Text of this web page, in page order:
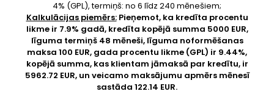
4% (GPL), termiņš: no 6 līdz 240 mēnešiem;
Kalkulācijas piemērs:Pieņemot, ka kredīta procentu
likme ir 7.9% gadā, kredīta kopējā summa 5000 EUR,
līguma termiņš 48 mēneši, līguma noformēšanas
maksa 100 EUR, gada procentu likme (GPL) ir 9.44%,
kopējā summa, kas klientam jāmaksā par kredītu, ir
5962.72 EUR, un veicamo maksājumu apmērs mēnesī
sastāda 122.14 EUR.